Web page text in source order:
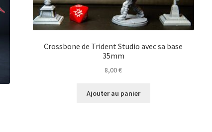
Crossbone de Trident Studio avec sa base
35mm
8,00€
Ajouter au panier